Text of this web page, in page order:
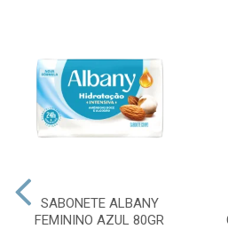
SABONETE ALBANY
FEMININO AZUL 80GR